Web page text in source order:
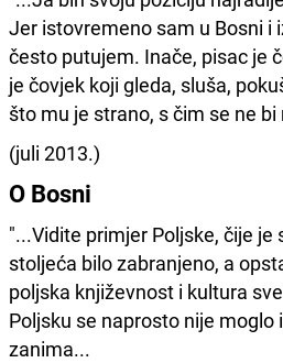
Jer istovremeno sam u Bosni i
često putujem. Inače, pisac je
je čovjek koji gleda, sluša,
što mu je strano, s čim se ne
(juli 2013.)
O Bosni
"...Vidite primjer Poljske, čije je
stoljeća bilo zabranjeno, a
poljska književnost i kultura
Poljsku se naprosto nije
zanima...